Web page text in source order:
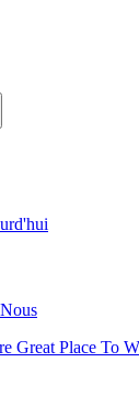
Great Place To